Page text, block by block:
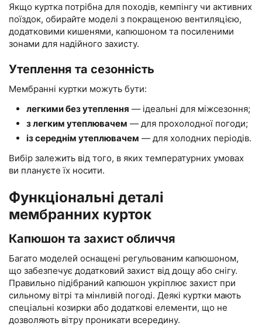
Якщо куртка потрібна для походів, кемпінгу чи активних
поїздок, обирайте моделі з покращеною вентиляцією,
додатковими кишенями, капюшоном та посиленими
зонами для надійного захисту.
Утеплення та сезонність
Мембранні куртки можуть бути:
легкими без утеплення — ідеальні для міжсезоння;
з легким утеплювачем — для прохолодної погоди;
із середнім утеплювачем — для холодних періодів.
Вибір залежить від того, в яких температурних умовах
ви плануєте їх носити.
Функціональні деталі
мембранних курток
Капюшон та захист обличчя
Багато моделей оснащені регульованим капюшоном,
що забезпечує додатковий захист від дощу або снігу.
Правильно підібраний капюшон укріплює захист при
сильному вітрі та мінливій погоді. Деякі куртки мають
спеціальні козирки або додаткові елементи, що не
дозволяють вітру проникати всередину.